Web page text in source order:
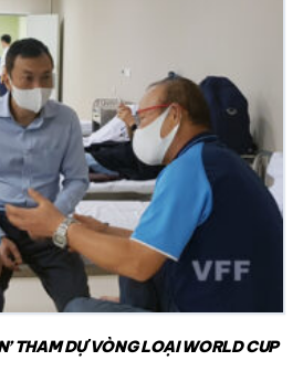
THAM DỰ VÒNG LOẠI WORLD CUP